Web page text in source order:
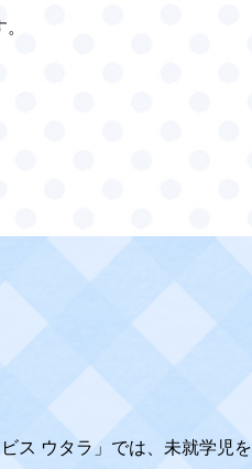
ス ウタラ」では、未就学児を